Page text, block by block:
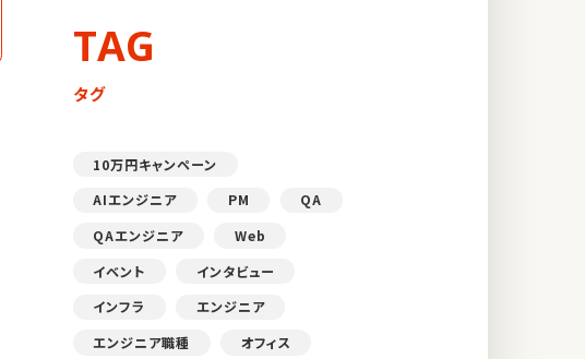
TAG
タグ
10万円キャンペーン
AIエンジニア
PM
QA
QAエンジニア
Web
イベント
インタビュー
インフラ
エンジニア
エンジニア職種
オフィス